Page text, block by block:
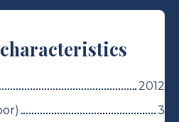
2012
3